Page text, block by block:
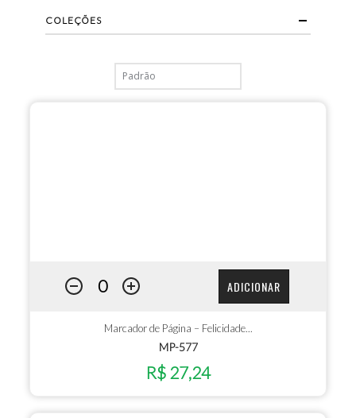
ADICIONAR
Marcador de Página – Felicidade...
MP-577
R$ 27,24
COLEÇÕES